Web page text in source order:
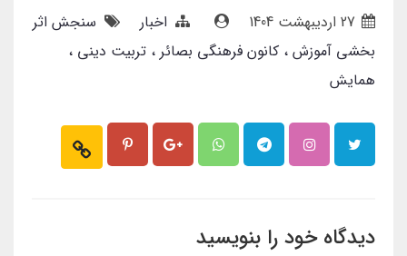
اخبار
سنجش اثر
بخشی آموزش کانون فرهنگی بصائر تربیت دینی
همایش
دیدگاه خود را بنویسید